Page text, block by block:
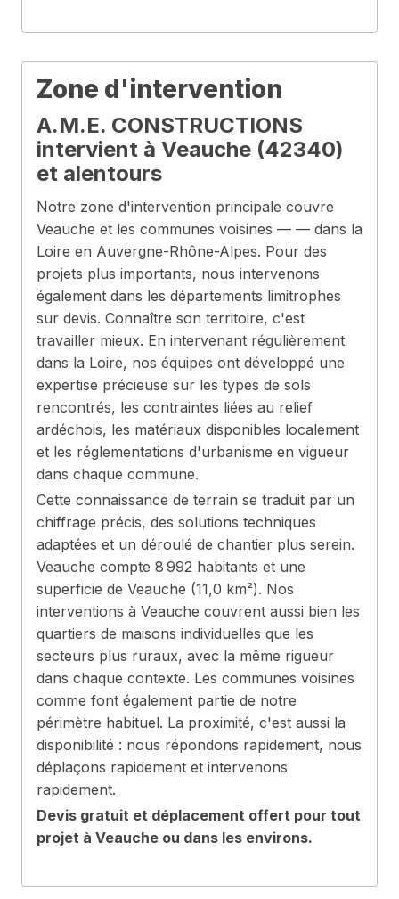
Zone d'intervention
A.M.E. CONSTRUCTIONS
intervient à Veauche (42340)
et alentours
Notre zone d'intervention principale couvre
Veauche et les communes voisines — — dans la
Loire en Auvergne-Rhône-Alpes. Pour des
projets plus importants, nous intervenons
également dans les départements limitrophes
sur devis. Connaître son territoire, c'est
travailler mieux. En intervenant régulièrement
dans la Loire, nos équipes ont développé une
expertise précieuse sur les types de sols
rencontrés, les contraintes liées au relief
ardéchois, les matériaux disponibles localement
et les réglementations d'urbanisme en vigueur
dans chaque commune.
Cette connaissance de terrain se traduit par un
chiffrage précis, des solutions techniques
adaptées et un déroulé de chantier plus serein.
Veauche compte 8 992 habitants et une
superficie de Veauche (11,0 km²). Nos
interventions à Veauche couvrent aussi bien les
quartiers de maisons individuelles que les
secteurs plus ruraux, avec la même rigueur
dans chaque contexte. Les communes voisines
comme font également partie de notre
périmètre habituel. La proximité, c'est aussi la
disponibilité : nous répondons rapidement, nous
déplaçons rapidement et intervenons
rapidement.
Devis gratuit et déplacement offert pour tout
projet à Veauche ou dans les environs.